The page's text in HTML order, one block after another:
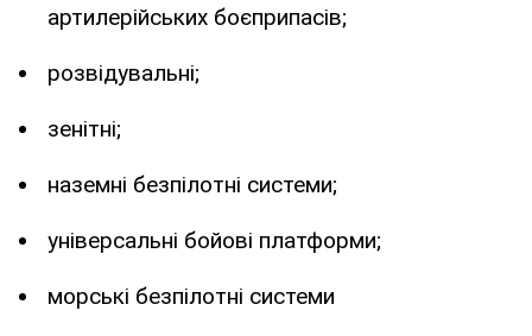
артилерійських боєприпасів;
розвідувальні;
зенітні;
наземні безпілотні системи;
універсальні бойові платформи;
морські безпілотні системи